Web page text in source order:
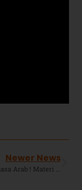
Newer News
Yuk Belajar Bahasa Arab ! Materi Hari Ini : Kosa Kata Di Kelas.